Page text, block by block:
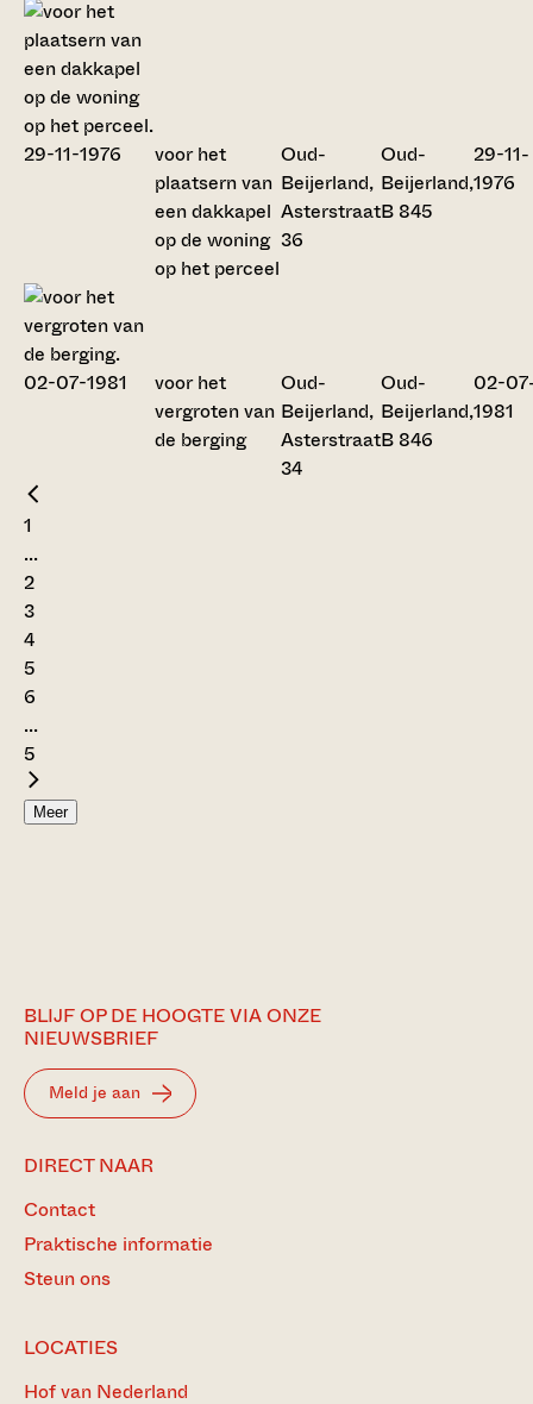
voor het
plaatsern van
een dakkapel
op de woning
op het perceel
Oud-
Beijerland,
Asterstraat
36
Oud-
Beijerland,
B 845
29-11-
1976
voor het
vergroten van
de berging
Oud-
Beijerland,
Asterstraat
34
Oud-
Beijerland,
B 846
02-
1981
1
...
2
3
4
5
6
...
5
Meer
BLIJF OP DE HOOGTE VIA ONZE
NIEUWSBRIEF
Meld je aan
DIRECT NAAR
Contact
Praktische informatie
Steun ons
LOCATIES
Hof van Nederland